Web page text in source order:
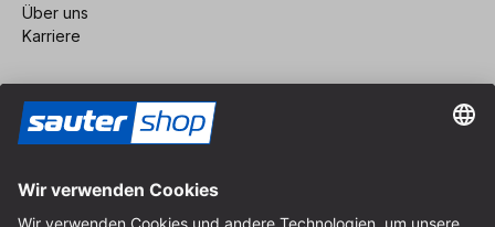
Über uns
Karriere